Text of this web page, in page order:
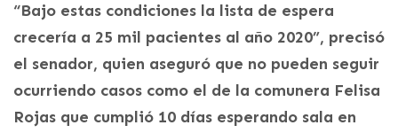
“Bajo estas condiciones la lista de espera
crecería a 25 mil pacientes al año 2020”, precisó
el senador, quien aseguró que no pueden seguir
ocurriendo casos como el de la comunera Felisa
Rojas que cumplió 10 días esperando sala en